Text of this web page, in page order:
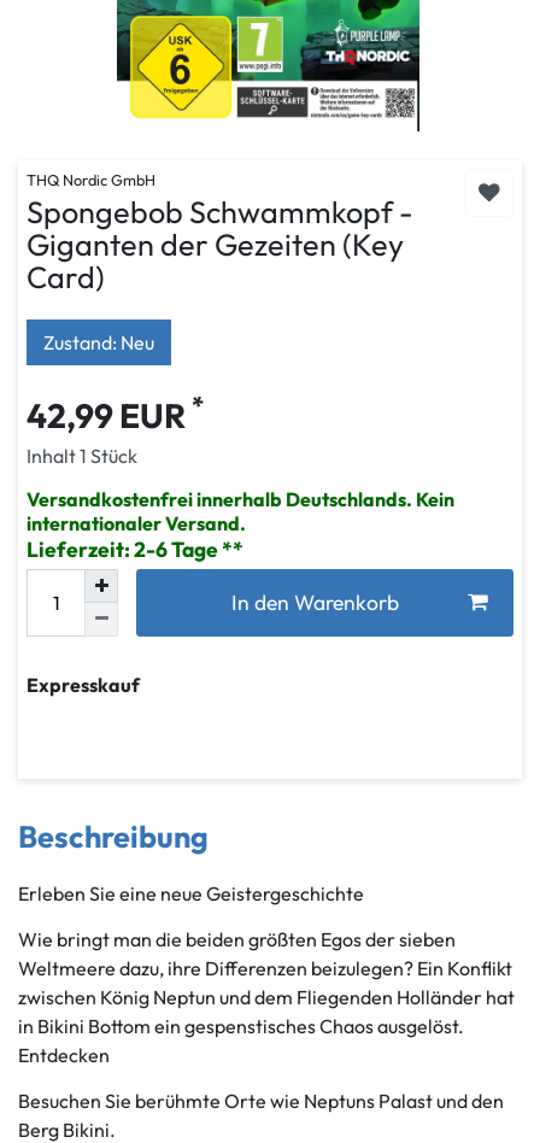
THQ Nordic GmbH
Spongebob Schwammkopf -
Giganten der Gezeiten (Key
Card)
Zustand: Neu
42,99 EUR *
Inhalt1 Stück
Versandkostenfrei innerhalb Deutschlands. Kein
internationaler Versand.
Lieferzeit: 2-6 Tage
In den Warenkorb
Expresskauf
Beschreibung
Erleben Sie eine neue Geistergeschichte
Wie bringt man die beiden größten Egos der sieben
Weltmeere dazu, ihre Differenzen beizulegen? Ein Konflikt
zwischen König Neptun und dem Fliegenden Holländer hat
in Bikini Bottom ein gespenstisches Chaos ausgelöst.
Entdecken
Besuchen Sie berühmte Orte wie Neptuns Palast und den
Berg Bikini.